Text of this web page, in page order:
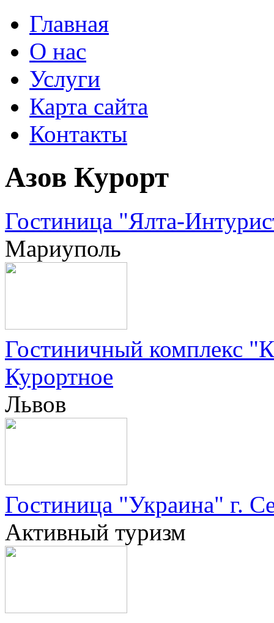
Главная
О нас
Услуги
Карта сайта
Контакты
Азов Курорт
Гостиница "Ялта-
Мариуполь
Гостиничный комплекс
Курортное
Львов
Гостиница "Украина" г.
Активный туризм